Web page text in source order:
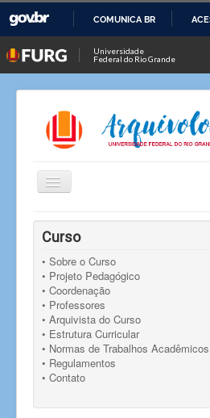
O
COMUNICA BR
Universidade
Federal do Rio Grande
Alternar
Navegação
Você está aqui:
Convite para oficina "Ações de
documental Lyuba Duprat"
Curso
• Sobre o Curso
• Projeto Pedagógico
• Coordenação
• Professores
• Arquivista do Curso
• Estrutura Curricular
• Normas de Trabalhos Acadêmicos
• Regulamentos
• Contato